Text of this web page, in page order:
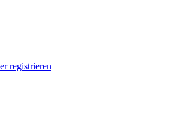
registrieren